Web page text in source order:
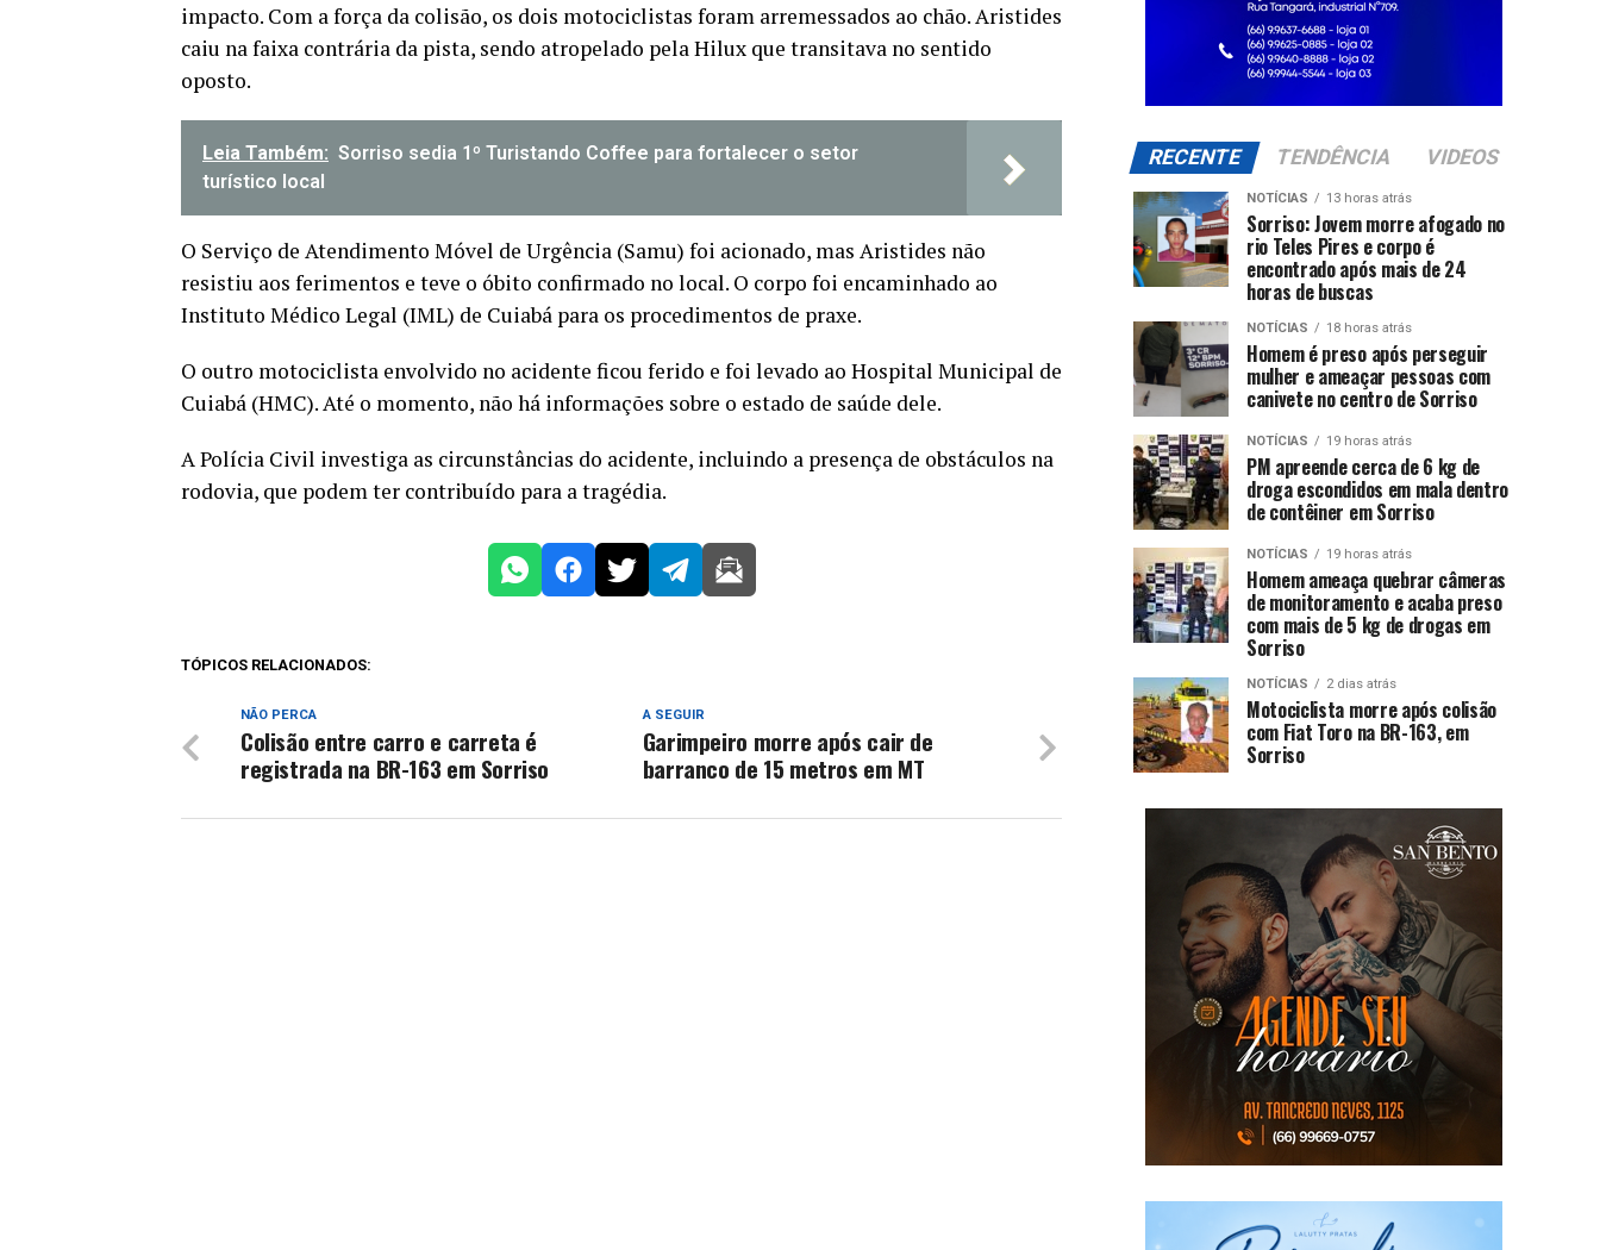
impacto. Com a força da colisão, os dois motociclistas foram arremessados ao chão. Aristides
caiu na faixa contrária da pista, sendo atropelado pela Hilux que transitava no sentido
oposto.
Leia Também: Sorriso sedia 1º Turistando Coffee para fortalecer o setor
turístico local
O Serviço de Atendimento Móvel de Urgência (Samu) foi acionado, mas Aristides não
resistiu aos ferimentos e teve o óbito confirmado no local. O corpo foi encaminhado ao
Instituto Médico Legal (IML) de Cuiabá para os procedimentos de praxe.
O outro motociclista envolvido no acidente ficou ferido e foi levado ao Hospital Municipal de
Cuiabá (HMC). Até o momento, não há informações sobre o estado de saúde dele.
A Polícia Civil investiga as circunstâncias do acidente, incluindo a presença de obstáculos na
rodovia, que podem ter contribuído para a tragédia.
TÓPICOS RELACIONADOS:
A SEGUIR
Garimpeiro morre após cair de
barranco de 15 metros em MT
NÃO PERCA
Colisão entre carro e carreta é
registrada na BR-163 em Sorriso
RECENTE TENDÊNCIA VIDEOS
NOTÍCIAS 13 horas atrás
Sorriso: Jovem morre afogado no
rio Teles Pires e corpo é
encontrado após mais de 24
horas de buscas
NOTÍCIAS 18 horas atrás
Homem é preso após perseguir
mulher e ameaçar pessoas com
canivete no centro de Sorriso
NOTÍCIAS 19 horas atrás
PM apreende cerca de 6 kg de
droga escondidos em mala dentro
de contêiner em Sorriso
NOTÍCIAS 19 horas atrás
Homem ameaça quebrar câmeras
de monitoramento e acaba preso
com mais de 5 kg de drogas em
Sorriso
NOTÍCIAS 2 dias atrás
Motociclista morre após colisão
com Fiat Toro na BR-163, em
Sorriso